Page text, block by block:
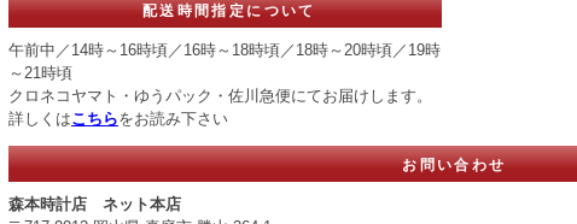
配送時間指定について
午前中／14時～16時頃／16時～18時頃／18時～20時頃／19時
～21時頃
クロネコヤマト・ゆうパック・佐川急便にてお届けします。
詳しくはこちらをお読み下さい
お問い合わせ
森本時計店 ネット本店